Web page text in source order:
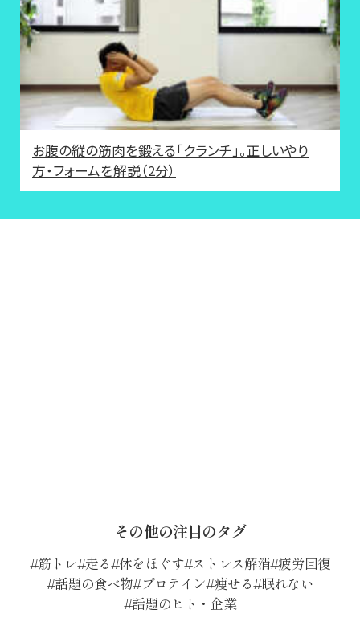
お腹の縦の筋肉を鍛える「クランチ」。正しいやり
方・フォームを解説（2分）
その他の注目のタグ
筋トレ 走る 体をほぐす ストレス解消 疲労回復
話題の食べ物 プロテイン 痩せる 眠れない
話題のヒト・企業